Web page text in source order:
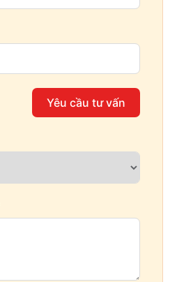
Yêu cầu tư vấn